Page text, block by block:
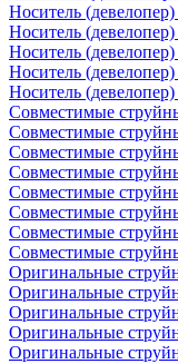
Носитель (девелопер)
Носитель
Носитель
Носитель
Носитель
Совместимые
Совместимые
Совместимые
Совместимые
Совместимые
Совместимые
Совместимые
Совместимые
Оригинальные
Оригинальные
Оригинальные
Оригинальные
Оригинальные